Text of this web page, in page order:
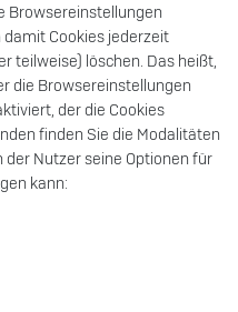
Browsereinstellungen
Cookies jederzeit
teilweise) löschen. Das heißt,
die Browsereinstellungen
der die Cookies
finden Sie die Modalitäten
Nutzer seine Optionen für
kann: